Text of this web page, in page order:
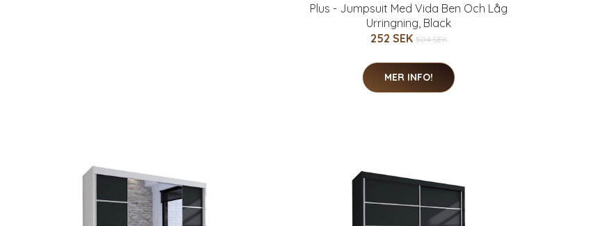
Plus - Jumpsuit Med Vida Ben Och Låg
Urringning, Black
252 SEK 504 SEK
MER INFO!